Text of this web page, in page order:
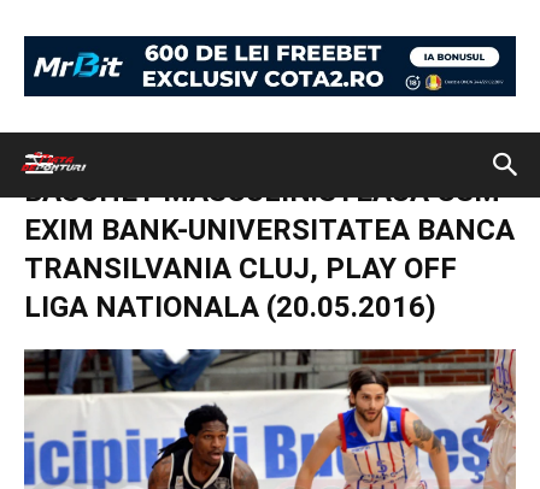
BASCHET MASCULIN:STEAUA CSM EXIM BANK-UNIVERSITATEA BANCA
TRANSILVANIA CLUJ, PLAY OFF LIGA NATIONALA (20.05.2016)
BASCHET MASCULIN:STEAUA CSM
EXIM BANK-UNIVERSITATEA BANCA
TRANSILVANIA CLUJ, PLAY OFF
LIGA NATIONALA (20.05.2016)